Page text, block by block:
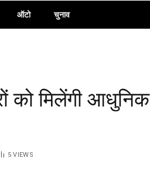
ऑटो चुनाव
को मिलेंगी आधुनिक
5VIEWS